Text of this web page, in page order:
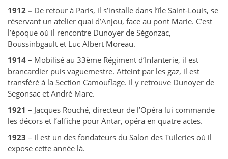
1912 – De retour à Paris, il s’installe dans l’île Saint-Louis, se
réservant un atelier quai d’Anjou, face au pont Marie. C’est
l’époque où il rencontre Dunoyer de Ségonzac,
Boussinbgault et Luc Albert Moreau.
1914 – Mobilisé au 33ème Régiment d’Infanterie, il est
brancardier puis vaguemestre. Atteint par les gaz, il est
transféré à la Section Camouflage. Il y retrouve Dunoyer de
Segonsac et André Mare.
1921 – Jacques Rouché, directeur de l’Opéra lui commande
les décors et l’affiche pour Antar, opéra en quatre actes.
1923 – Il est un des fondateurs du Salon des Tuileries où il
expose cette année là.